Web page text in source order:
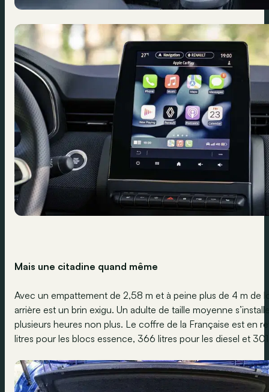
Mais une citadine quand même
Avec un empattement de 2,58 m et à peine plus de 4 m de
arrière est un brin exigu. Un adulte de taille moyenne
plusieurs heures non plus. Le coffre de la Française est en
litres pour les blocs essence, 366 litres pour les diesel et